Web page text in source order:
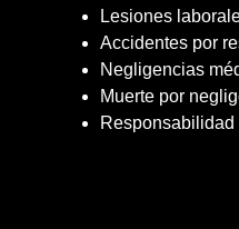
Lesiones
Accidentes por
Negligencias
Muerte por